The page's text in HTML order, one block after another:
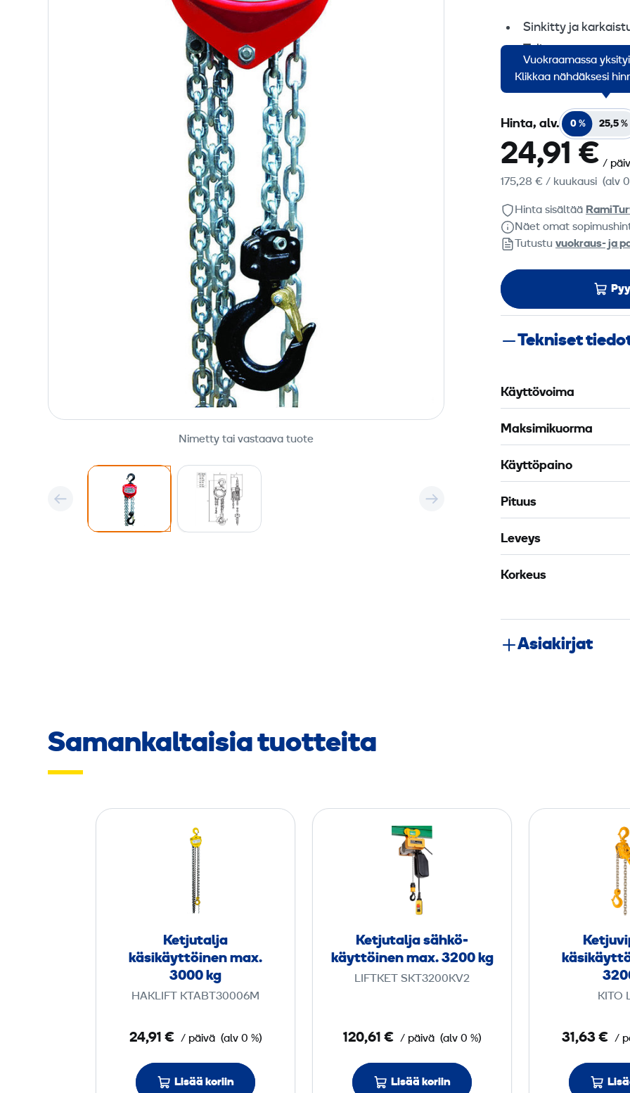
Nimetty tai vastaava tuote
Sinkitty ja
Taljat täyttävät
Taljojen
Vuokraamassa
Klikkaa nähdäksesi
Hinta, alv. 0 % 25,5 %
24,91 € /
175,28 € / kuukausi (alv 0
Hinta sisältää
Näet omat
Tutustu vuokraus- ja
Tekniset
Käyttövoima
Maksimikuorma
Käyttöpaino
Pituus
Leveys
Korkeus
Asiakirjat
Samankaltaisia tuotteita
e
t
j
u
t
l
j
a
s
i
k
Ketjutalja
käsikäyttöinen max.
3000 kg
HAKLIFT KTABT30006M
24,91 € / päivä (alv 0 %)
Lisää koriin
e
t
j
u
t
h
k
ö
Ketjutalja sähkö­
käyttöinen max. 3200 kg
LIFTKET SKT3200KV2
120,61 € / päivä (alv 0 %)
Lisää koriin
e
KITO
31,63 € /